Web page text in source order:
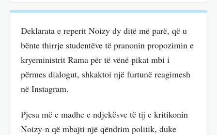
Deklarata e reperit Noizy dy ditë më parë, që u
bënte thirrje studentëve të pranonin propozimin e
kryeministrit Rama për të vënë pikat mbi i
përmes dialogut, shkaktoi një furtunë reagimesh
në Instagram.
Pjesa më e madhe e ndjekësve të tij e kritikonin
Noizy-n që mbajti një qëndrim politik, duke